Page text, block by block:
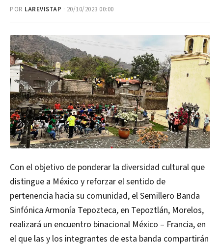
POR LAREVISTAP · 20/10/2023 00:00
Con el objetivo de ponderar la diversidad cultural que
distingue a México y reforzar el sentido de
pertenencia hacia su comunidad, el Semillero Banda
Sinfónica Armonía Tepozteca, en Tepoztlán, Morelos,
realizará un encuentro binacional México – Francia, en
el que las y los integrantes de esta banda compartirán